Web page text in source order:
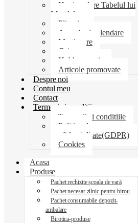
Harti scolare Tabelul lui
Mendeleev
Plicuri
Agende si calendare
Martisoare
Caiete
Hobby creatie
Articole promovate
Despre noi
Contul meu
Contact
Termeni si conditii
Termenii si conditiile
Politica de
confidentialitate(GDPR)
Cookies
Acasa
Produse
Pachet rechizite școala de vară
Pachet necesar zilnic pentru birou
Pachet consumabile depozit-
ambalare
Birotica-produse